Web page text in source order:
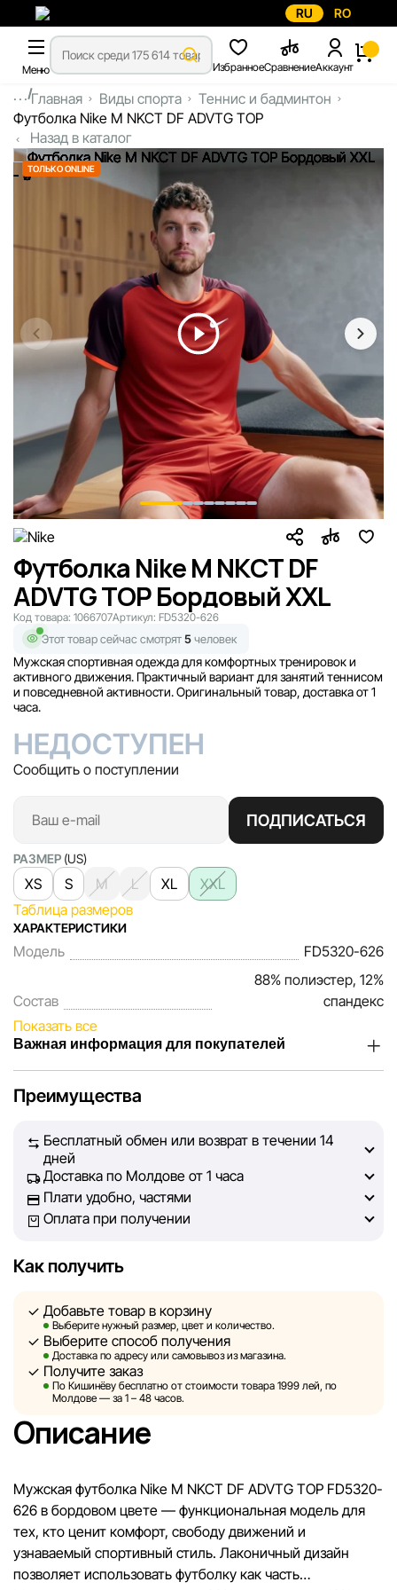
RU RO
Меню ИзбранноеСравнениеАккаунт
...Главная Виды спорта
Теннис и бадминтон
Футболка Nike M NKCT DF ADVTG TOP
Назад в каталог
ТОЛЬКО ONLINE
Футболка Nike M NKCT DF
ADVTG TOP Бордовый XXL
Код товара: 1066707Артикул: FD5320-626
Этот товар сейчас смотрят5человек
Мужская спортивная одежда для комфортных тренировок и
активного движения. Практичный вариант для занятий теннисом
и повседневной активности. Оригинальный товар, доставка от 1
часа.
НЕДОСТУПЕН
Сообщить о поступлении
ПОДПИСАТЬСЯ
РАЗМЕР (US)
XS S M L XL
XXL
Таблица размеров
ХАРАКТЕРИСТИКИ
Модель FD5320-626
Состав
88% полиэстер, 12%
спандекс
Показать все
Важная информация для покупателей
наших покупателей. Каждый день мы работаем над тем,
на сайте, была максимально полной, объективной и
актуальной. Наша цель — обеспечить вас достоверной
информацией, чтобы вы смогли принять лучшее
решение о покупке.
не может гарантировать абсолютную точность всех
технических ошибок или сбоев. Мы также не отвечаем
за содержание и актуальность информации на
сторонних ресурсах, ссылки на которые могут быть
размещены на нашем сайте.
Sportlandia оставляет за собой право в одностороннем
порядке и без предварительного уведомления вносить
потребительские свойства товаров. Изображения,
представленные на сайте, являются смоделированными
и служат исключительно для иллюстрации. Общая
информация о товарах предоставляется в
ознакомительных целях.
Преимущества
Бесплатный обмен или возврат в течении 14
дней
Доставка по Молдове от 1 часа
Плати удобно, частями
Оплата при получении
Как получить
Добавьте товар в корзину
Выберите нужный размер, цвет и количество.
Выберите способ получения
Доставка по адресу или самовывоз из магазина.
Получите заказ
По Кишинёву бесплатно от стоимости товара 1999 лей, по
Молдове — за 1 – 48 часов.
Описание
Мужская футболка Nike M NKCT DF ADVTG TOP FD5320-
626 в бордовом цвете — функциональная модель для
тех, кто ценит комфорт, свободу движений и
узнаваемый спортивный стиль. Лаконичный дизайн
позволяет использовать футболку как часть